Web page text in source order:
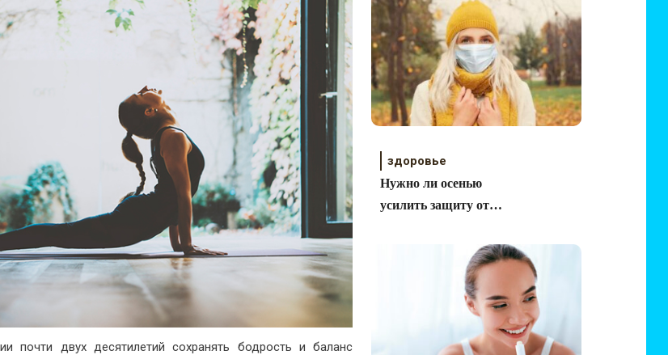
почти двух десятилетий сохранять бодрость и баланс
здоровье
Нужно ли осенью
усилить защиту от
Как это сделать?